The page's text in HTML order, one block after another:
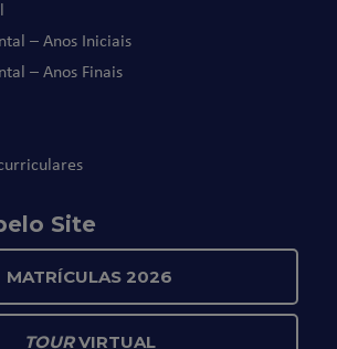
– Anos Iniciais
– Anos Finais
Site
MATRÍCULAS 2026
TOURVIRTUAL